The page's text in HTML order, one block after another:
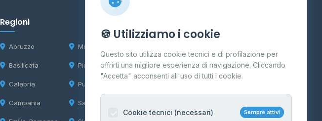
Regioni
Abruzzo
Basilicata
Calabria
Campania
Molise
Piemonte
Puglia
Sardegna
Contatti
Per gestori
Informazioni legali
🍪 Utilizziamo i cookie
Questo sito utilizza cookie tecnici e di profilazione per
offrirti una migliore esperienza di navigazione. Cliccando
"Accetta" acconsenti all'uso di tutti i cookie.
Cookie tecnici (necessari) Sempre attivi